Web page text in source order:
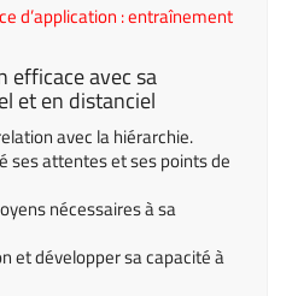
d’application : entraînement
efficace avec sa
et en distanciel
avec la hiérarchie.
ses attentes et ses points de
nécessaires à sa
et développer sa capacité à